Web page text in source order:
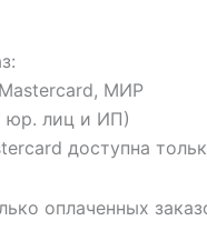
МИР
юр. лиц и ИП)
доступна
оплаченных